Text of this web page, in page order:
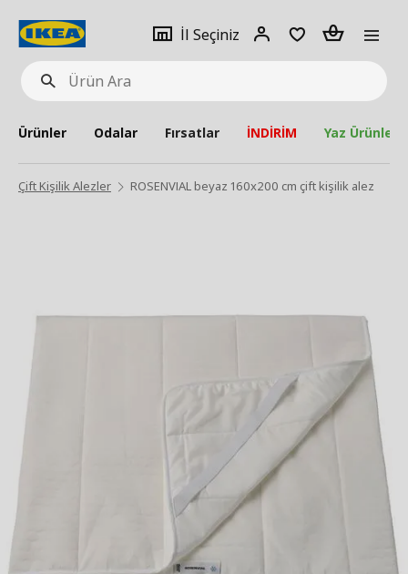
Ürün
Ara
İl Seçiniz
Giriş
Adet
Ürünler Odalar Fırsatlar İNDİRİM Yaz Ürünleri
Çift Kişilik Alezler ROSENVIAL beyaz 160x200 cm çift kişilik alez